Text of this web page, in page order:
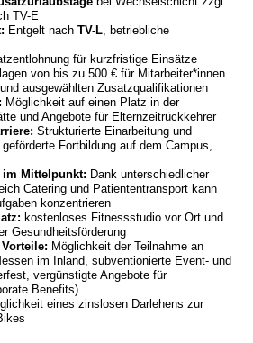
TV-E
Entgelt nach TV-L, betriebliche
für kurzfristige Einsätze
von bis zu 500 € für Mitarbeiter*innen
ausgewählten Zusatzqualifikationen
Möglichkeit auf einen Platz in der
und Angebote für Elternzeitrückkehrer
Strukturierte Einarbeitung und
Fortbildung auf dem Campus,
im Mittelpunkt: Dank unterschiedlicher
Catering und Patiententransport kann
konzentrieren
kostenloses Fitnessstudio vor Ort und
Gesundheitsförderung
Möglichkeit der Teilnahme an
im Inland, subventionierte Event- und
vergünstigte Angebote für
Benefits)
eines zinslosen Darlehens zur